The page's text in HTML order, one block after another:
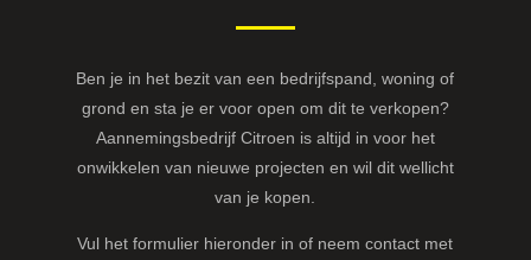
Ben je in het bezit van een bedrijfspand, woning of
grond en sta je er voor open om dit te verkopen?
Aannemingsbedrijf Citroen is altijd in voor het
onwikkelen van nieuwe projecten en wil dit wellicht
van je kopen.
Vul het formulier hieronder in of neem contact met